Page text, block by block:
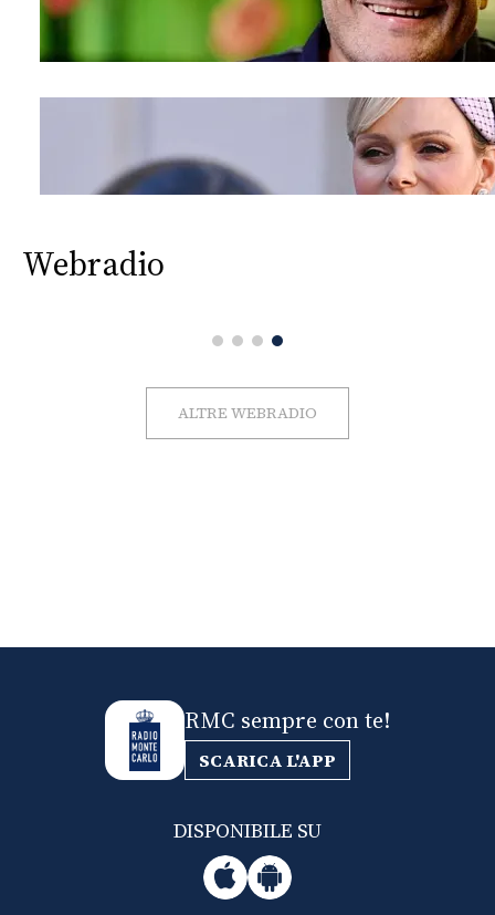
Webradio
ALTRE WEBRADIO
RMC sempre con te!
SCARICA L'APP
DISPONIBILE SU